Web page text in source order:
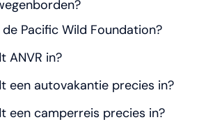
Pacific Wild Foundation?
ANVR in?
een autovakantie precies in?
een camperreis precies in?